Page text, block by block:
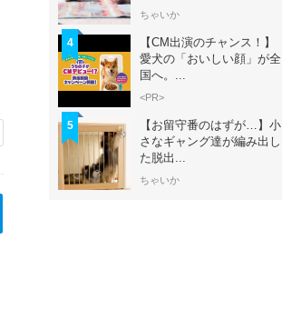
ちゃいか
4
【CM出演のチャンス！】
愛犬の「おいしい顔」が全
国へ。...
<PR>
5
【お留守番のはずが…】小
さなギャング達が編み出し
た脱出...
ちゃいか